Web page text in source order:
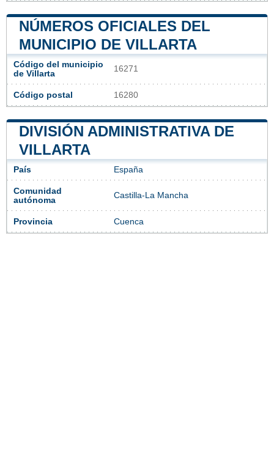
NÚMEROS OFICIALES DEL
MUNICIPIO DE VILLARTA
Código del municipio
de Villarta
16271
Código postal 16280
DIVISIÓN ADMINISTRATIVA DE
VILLARTA
País España
Comunidad
autónoma
Castilla-La Mancha
Provincia Cuenca